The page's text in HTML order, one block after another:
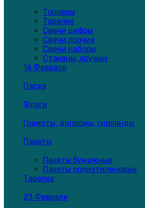
Топперы
Тарелки
Свечи цифры
Свечи прочие
Свечи наборы
Стаканы, кружки
14 Февраля
Пасха
Флаги
Грамоты, дипломы, гирлянды
Пакеты
Пакеты бумажные
Пакеты полиэтиленовые
Тарелка
23 Февраля